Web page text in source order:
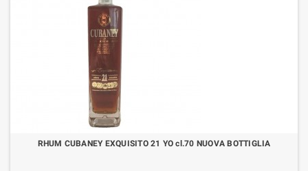
RHUM CUBANEY EXQUISITO 21 YO cl.70 NUOVA BOTTIGLIA